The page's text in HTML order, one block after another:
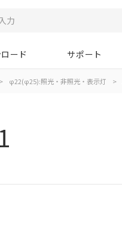
ード サポート
> φ22(φ25):照光・非照光・表示灯 >